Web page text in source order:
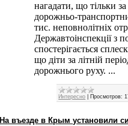
нагадати, що тільки
дорожньо-
тис. неповнолітніх
Державтоінспекції з
спостерігається
що діти за літній
дорожнього руху. ...
Интересно Просмотров:
На въезде в Крым установили